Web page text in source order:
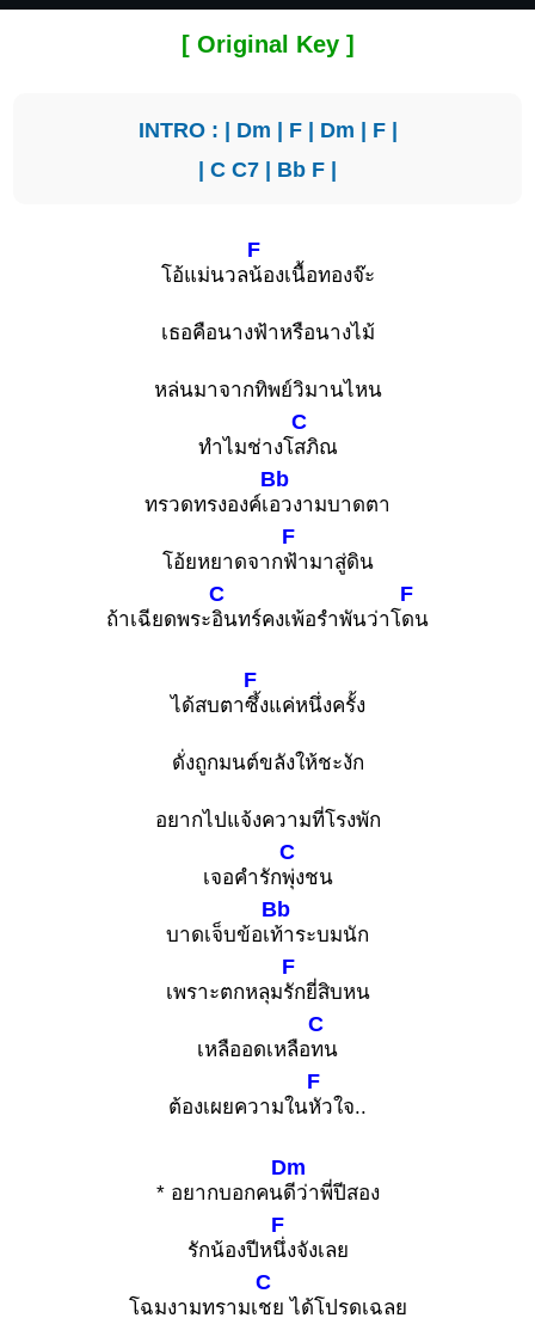
[ Original Key ]
INTRO : | Dm | F| Dm | F|
| C C7 | Bb F |
โอ้แม่นวล
F
น้องเนื้อทองจ๊ะ
เธอคือนางฟ้าหรือนางไม้
หล่นมาจากทิพย์วิมานไหน
ทำไมช่างโ
C
สภิณ
ทรวดทรงองค์เ
Bb
อวงามบาดตา
โอ้ยหยาดจาก
F
ฟ้ามาสู่ดิน
ถ้าเฉียดพระ
C
อินทร์คงเพ้อรำพันว่าโ
F
ดน
ได้สบตา
F
ซึ้งแค่หนึ่งครั้ง
ดั่งถูกมนต์ขลังให้ชะงัก
อยากไปแจ้งความที่โรงพัก
เจอคำรัก
C
พุ่งชน
บาดเจ็บข้อเ
Bb
ท้าระบมนัก
เพราะตกหลุม
F
รักยี่สิบหน
เหลืออดเหลือ
C
ทน
ต้องเผยความใน
F
หัวใจ..
* อยากบอกคน
Dm
ดีว่าพี่ปีสอง
รักน้องปีห
F
นึ่งจังเลย
โฉมงามทรามเ
C
ชย ได้โปรดเฉลย